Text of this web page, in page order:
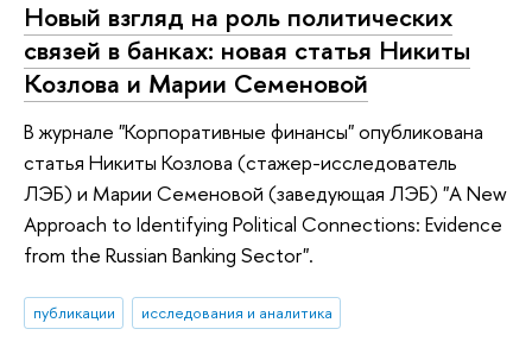
Новый взгляд на роль политических
связей в банках: новая статья Никиты
Козлова и Марии Семеновой
В журнале "Корпоративные финансы" опубликована
статья Никиты Козлова (стажер-исследователь
ЛЭБ) и Марии Семеновой (заведующая ЛЭБ) "A New
Approach to Identifying Political Connections: Evidence
from the Russian Banking Sector".
публикации исследования и аналитика